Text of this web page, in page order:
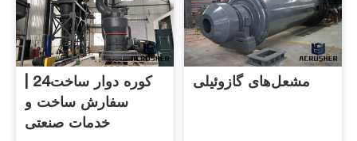
سفارش ساخت و
خدمات صنعتی
مشعل‌های گازوئیلی